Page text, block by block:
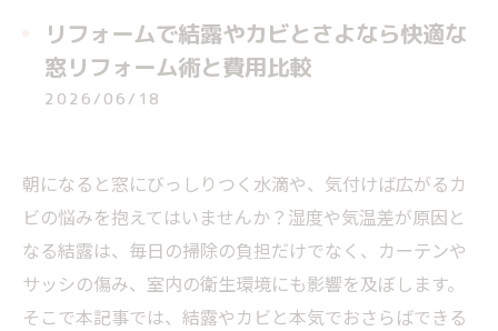
リフォームで結露やカビとさよなら快適な
窓リフォーム術と費用比較
2026/06/18
朝になると窓にびっしりつく水滴や、気付けば広がるカ
ビの悩みを抱えてはいませんか？湿度や気温差が原因と
なる結露は、毎日の掃除の負担だけでなく、カーテンや
サッシの傷み、室内の衛生環境にも影響を及ぼします。
そこで本記事では、結露やカビと本気でおさらばできる